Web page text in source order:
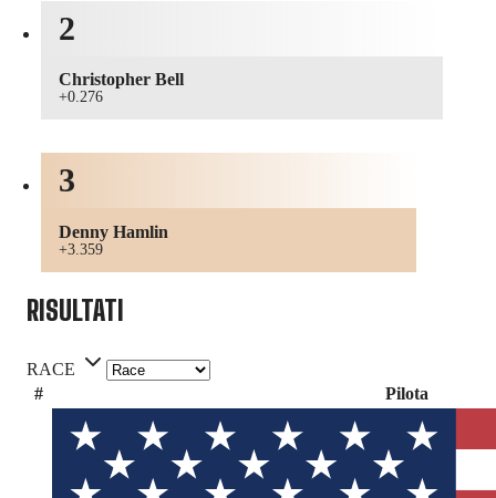
2
Christopher Bell
+0.276
3
Denny Hamlin
+3.359
RISULTATI
RACE
#
Pilota